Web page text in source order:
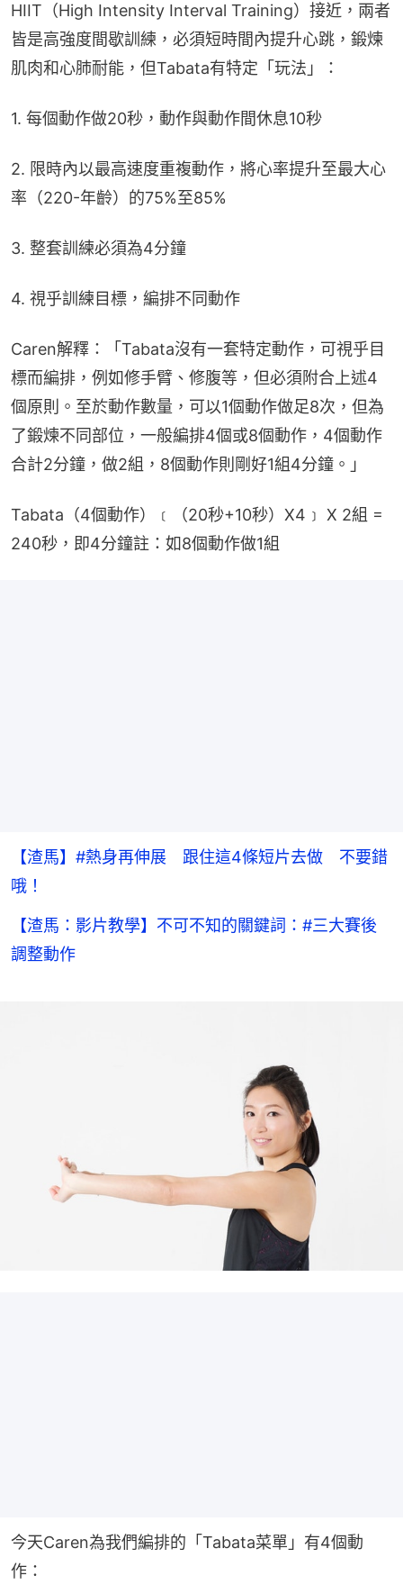
HIIT（High Intensity Interval Training）接近，兩者
皆是高強度間歇訓練，必須短時間內提升心跳，鍛煉
肌肉和心肺耐能，但Tabata有特定「玩法」：
1. 每個動作做20秒，動作與動作間休息10秒
2. 限時內以最高速度重複動作，將心率提升至最大心
率（220-年齡）的75%至85%
3. 整套訓練必須為4分鐘
4. 視乎訓練目標，編排不同動作
Caren解釋：「Tabata沒有一套特定動作，可視乎目
標而編排，例如修手臂、修腹等，但必須附合上述4
個原則。至於動作數量，可以1個動作做足8次，但為
了鍛煉不同部位，一般編排4個或8個動作，4個動作
合計2分鐘，做2組，8個動作則剛好1組4分鐘。」
Tabata（4個動作）﹝（20秒+10秒）X4﹞ X 2組 =
240秒，即4分鐘註：如8個動作做1組
【渣馬】#熱身再伸展 跟住這4條短片去做 不要錯
哦！
【渣馬：影片教學】不可不知的關鍵詞：#三大賽後
調整動作
今天Caren為我們編排的「Tabata菜單」有4個動
作：